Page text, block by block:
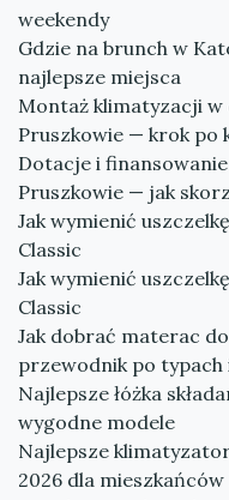
weekendy
Gdzie na brunch w
najlepsze miejsca
Montaż klimatyzacji
Pruszkowie — krok po
Dotacje i
Pruszkowie — jak
Jak wymienić
Classic
Jak wymienić
Classic
Jak dobrać materac
przewodnik po typach
Najlepsze łóżka
wygodne modele
Najlepsze
2026 dla